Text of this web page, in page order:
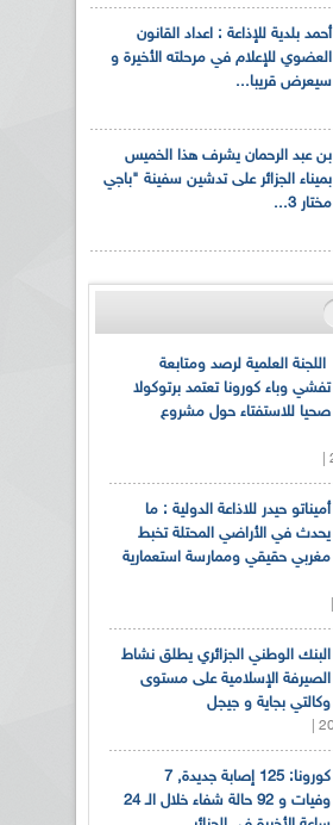
أحمد بلدية للإذاعة : اعداد القانون
العضوي للإعلام في مرحلته الأخيرة و
سيعرض قريبا...
بن عبد الرحمان يشرف هذا الخميس
بميناء الجزائر على تدشين سفينة "باجي
مختار 3...
اللجنة العلمية لرصد ومتابعة
تفشي وباء كورونا تعتمد برتوكولا
صحيا للاستفتاء حول مشروع
أميناتو حيدر للاذاعة الدولية : ما
يحدث في الأراضي المحتلة تخبط
مغربي حقيقي وممارسة استعمارية
البنك الوطني الجزائري يطلق نشاط
الصيرفة الإسلامية على مستوى
وكالتي بجاية و جيجل
كورونا: 125 إصابة جديدة, 7
وفيات و 92 حالة شفاء خلال الـ 24